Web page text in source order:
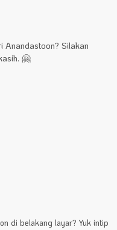
Anandastoon? Silakan
🤗
di belakang layar? Yuk intip